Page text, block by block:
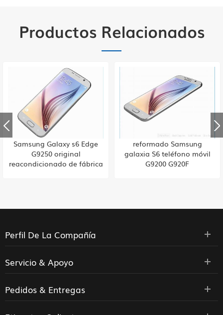
Productos Relacionados
Samsung Galaxy s6 Edge
G9250 original
reacondicionado de fábrica
reformado Samsung
galaxia S6 teléfono móvil
G9200 G920F
Perfil De La Compañía
Servicio & Apoyo
Pedidos & Entregas